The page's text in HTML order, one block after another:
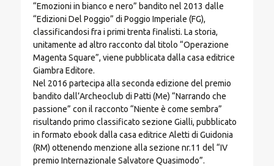
“Emozioni in bianco e nero” bandito nel 2013 dalle
“Edizioni Del Poggio” di Poggio Imperiale (FG),
classificandosi fra i primi trenta finalisti. La storia,
unitamente ad altro racconto dal titolo “Operazione
Magenta Square”, viene pubblicata dalla casa editrice
Giambra Editore.
Nel 2016 partecipa alla seconda edizione del premio
bandito dall’Archeoclub di Patti (Me) “Narrando che
passione” con il racconto “Niente è come sembra”
risultando primo classificato sezione Gialli, pubblicato
in formato ebook dalla casa editrice Aletti di Guidonia
(RM) ottenendo menzione alla sezione nr.11 del “IV
premio Internazionale Salvatore Quasimodo”.